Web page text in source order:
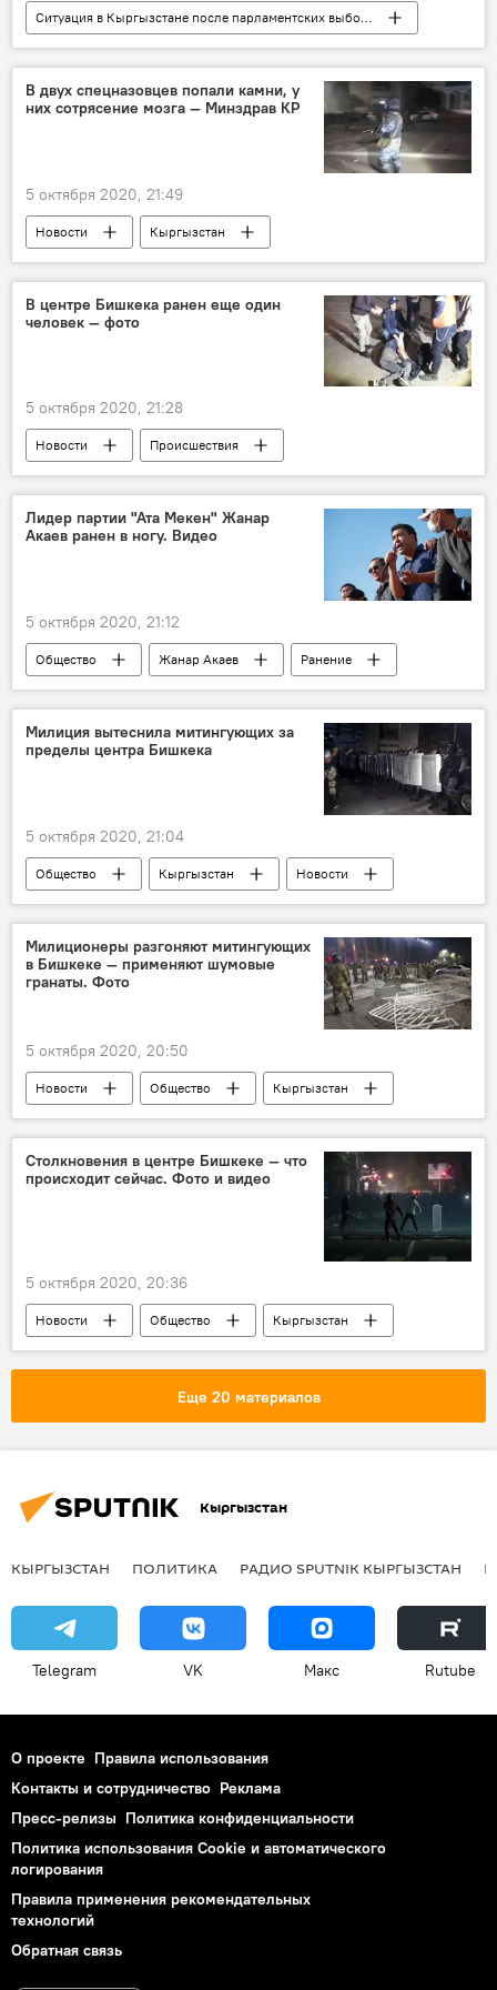
Ситуация в Кыргызстане после парламентских выборов
Новости
Общество
Кыргызстан
Происшествия
милиция
Бишкек
В двух спецназовцев попали камни, у
них сотрясение мозга — Минздрав КР
5 октября 2020, 21:49
Новости
Кыргызстан
Происшествия
Общество
Бишкек
пострадавшие
Ситуация в Кыргызстане после парламентских выборов
В центре Бишкека ранен еще один
человек — фото
5 октября 2020, 21:28
Новости
Происшествия
Кыргызстан
Бишкек
митинг
раненый
Общество
Лидер партии "Ата Мекен" Жанар
Акаев ранен в ногу. Видео
5 октября 2020, 21:12
Общество Жанар Акаев
Ранение
митинг
разгон
Ситуация в Кыргызстане после парламентских выборов
Кыргызстан
Милиция вытеснила митингующих за
пределы центра Бишкека
5 октября 2020, 21:04
Общество Кыргызстан
Новости
Бишкек
митинг
разгон
граната
Ситуация в Кыргызстане после парламентских выборов
Милиционеры разгоняют митингующих
в Бишкеке — применяют шумовые
гранаты. Фото
5 октября 2020, 20:50
Новости Общество
Кыргызстан
Происшествия
Бишкек
митинг
разгон
милиция
граната
Ситуация в Кыргызстане после парламентских выборов
Столкновения в центре Бишкеке — что
происходит сейчас. Фото и видео
5 октября 2020, 20:36
Новости Общество
Кыргызстан
Политика
Бишкек
выборы
Ситуация в Кыргызстане после парламентских выборов
Еще 20 материалов
Кыргызстан
КЫРГЫЗСТАН ПОЛИТИКА РАДИО SPUTNIK КЫРГЫЗСТАН
Telegram VK Макс Rutube
О проекте Правила использования
Контакты и сотрудничество Реклама
Пресс-релизы Политика конфиденциальности
Политика использования Cookie и автоматического
логирования
Правила применения рекомендательных
технологий
Обратная связь